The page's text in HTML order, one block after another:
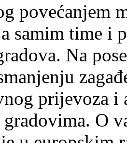
povećanjem
samim time i
Na
prijevoza
O